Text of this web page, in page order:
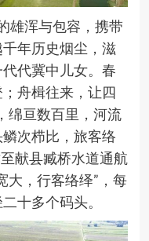
浑与包容，携带
年历史烟尘，滋
代冀中儿女。春
舟楫往来，让四
绵亘数百里，河流
次栉比，旅客络
献县臧桥水道通航
大，行客络绎”，每
十多个码头。